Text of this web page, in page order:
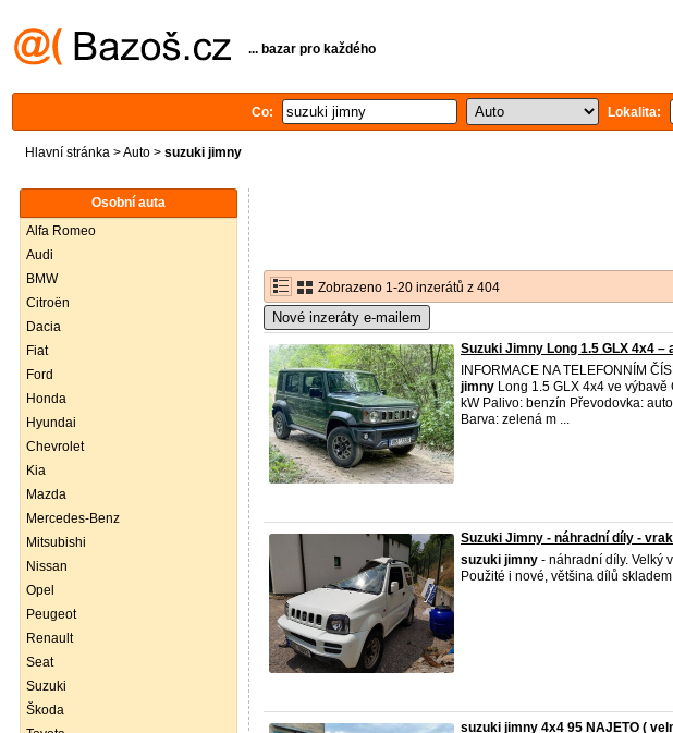
... bazar pro každého
Co: Lokalita:
Hlavní stránka >Auto > suzuki jimny
Osobní auta
Alfa Romeo
Audi
BMW
Citroën
Dacia
Fiat
Ford
Honda
Hyundai
Chevrolet
Kia
Mazda
Mercedes-Benz
Mitsubishi
Nissan
Opel
Peugeot
Renault
Seat
Suzuki
Škoda
Zobrazeno 1-20 inzerátů z 404
Nové inzeráty e-mailem
Suzuki Jimny Long 1.5 GLX 4x4 –
INFORMACE NA TELEFONNÍM
jimny Long 1.5 GLX 4x4 ve
kW Palivo: benzín Převodovka:
Barva: zelená m ...
Suzuki Jimny - náhradní díly -
suzuki jimny - náhradní díly. Velký
Použité i nové, většina dílů
suzuki jimny 4x4 95 NAJETO (